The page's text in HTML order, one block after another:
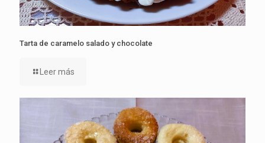
Tarta de caramelo salado y chocolate
Leer más